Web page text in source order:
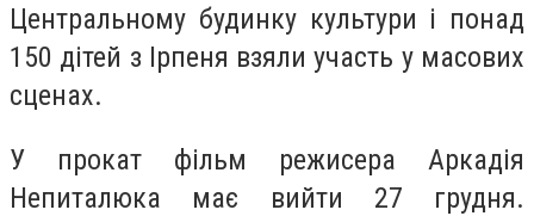
Центральному будинку культури і понад
150 дітей з Ірпеня взяли участь у масових
сценах.
У прокат фільм режисера Аркадія
Непиталюка має вийти 27 грудня.